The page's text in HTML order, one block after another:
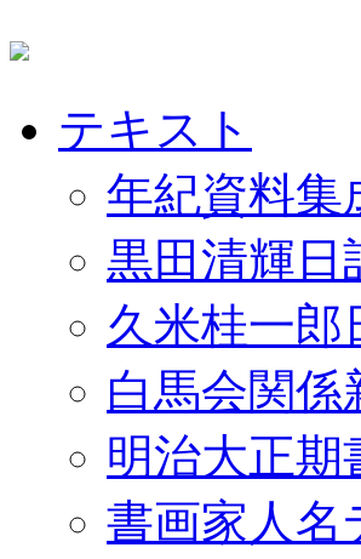
テキスト
年紀資料集
黒田清輝日
久米桂一郎
白馬会関係
明治大正
書画家人名